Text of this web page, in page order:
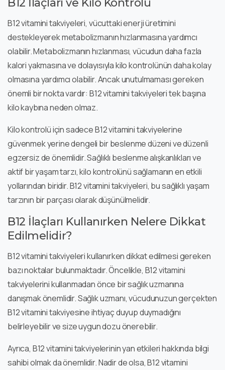
B12 İlaçları ve Kilo Kontrolü
B12 vitamini takviyeleri, vücuttaki enerji üretimini
destekleyerek metabolizmanın hızlanmasına yardımcı
olabilir. Metabolizmanın hızlanması, vücudun daha fazla
kalori yakmasına ve dolayısıyla kilo kontrolünün daha kolay
olmasına yardımcı olabilir. Ancak unutulmaması gereken
önemli bir nokta vardır: B12 vitamini takviyeleri tek başına
kilo kaybına neden olmaz.
Kilo kontrolü için sadece B12 vitamini takviyelerine
güvenmek yerine dengeli bir beslenme düzeni ve düzenli
egzersiz de önemlidir. Sağlıklı beslenme alışkanlıkları ve
aktif bir yaşam tarzı, kilo kontrolünü sağlamanın en etkili
yollarından biridir. B12 vitamini takviyeleri, bu sağlıklı yaşam
tarzının bir parçası olarak düşünülmelidir.
B12 İlaçları Kullanırken Nelere Dikkat
Edilmelidir?
B12 vitamini takviyeleri kullanırken dikkat edilmesi gereken
bazı noktalar bulunmaktadır. Öncelikle, B12 vitamini
takviyelerini kullanmadan önce bir sağlık uzmanına
danışmak önemlidir. Sağlık uzmanı, vücudunuzun gerçekten
B12 vitamini takviyesine ihtiyaç duyup duymadığını
belirleyebilir ve size uygun dozu önerebilir.
Ayrıca, B12 vitamini takviyelerinin yan etkileri hakkında bilgi
sahibi olmak da önemlidir. Nadir de olsa, B12 vitamini